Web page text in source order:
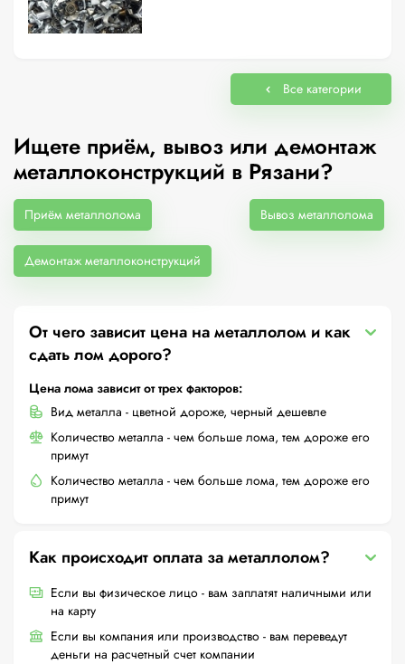
Все категории
Ищете приём, вывоз или демонтаж
металлоконструкций в Рязани?
Приём металлолома Вывоз металлолома
Демонтаж металлоконструкций
От чего зависит цена на металлолом и как
сдать лом дорого?
Цена лома зависит от трех факторов:
Вид металла - цветной дороже, черный дешевле
Количество металла - чем больше лома, тем дороже его
примут
Количество металла - чем больше лома, тем дороже его
примут
Как происходит оплата за металлолом?
Если вы физическое лицо - вам заплатят наличными или
на карту
Если вы компания или производство - вам переведут
деньги на расчетный счет компании